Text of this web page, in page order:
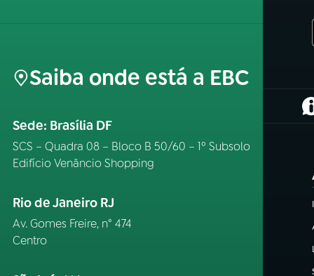
Saiba onde está a EBC
Sede: Brasília DF
SCS – Quadra 08 – Bloco B 50/60 – 1º Subsolo
Edifício Venâncio Shopping
Rio de Janeiro RJ
Av. Gomes Freire, n° 474
Centro